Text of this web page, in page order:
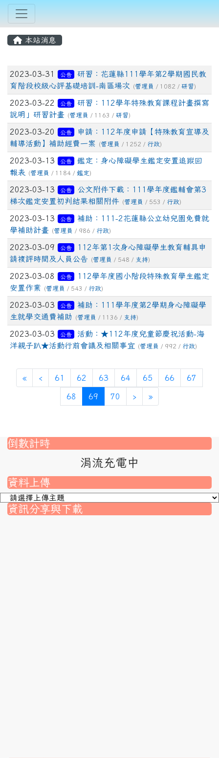
本站消息
文章列表
2023-03-31 公告
研習：花蓮縣111學年第2學期國民教
育階段校級心評基礎培訓-南區場次
(管理員 / 1082 / 研習)
2023-03-22 公告
研習：112學年特殊教育課程計畫撰寫
說明」研習計畫 (管理員 / 1163 / 研習)
2023-03-20 公告
申請：112年度申請【特殊教育宣導及
輔導活動】補助經費一案
(管理員 / 1252 / 行政)
2023-03-13 公告
鑑定：身心障礙學生鑑定安置追蹤回
報表
(管理員 / 1184 / 鑑定)
2023-03-13 公告
公文附件下載：111學年度鑑輔會第3
梯次鑑定安置初判結果相關附件 (管理員 / 553 / 行政)
2023-03-13 公告
補助：111-2花蓮縣公立幼兒園免費就
學補助計畫 (管理員 / 986 / 行政)
2023-03-09 公告
112年第1次身心障礙學生教育輔具申
請複評時間及人員公告
(管理員 / 548 / 支持)
2023-03-08 公告
112學年度國小階段特殊教育學生鑑定
安置作業 (管理員 / 543 / 行政)
2023-03-03 公告
補助：111學年度第2學期身心障礙學
生就學交通費補助
(管理員 / 1136 / 支持)
2023-03-03 公告
活動：★112年度兒童節慶祝活動-海
洋親子趴★活動行前會議及相關事宜 (管理員 / 992 / 行政)
«第一頁
‹ 上一頁
61 62 63 64 65 66 67
68 69(目前頁次)
70 ›下一頁
»最後頁
倒數計時
涓流充電中
資料上傳
資訊分享與下載